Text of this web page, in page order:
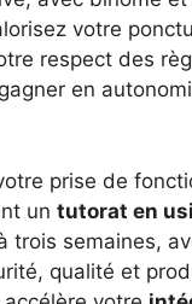
votre
respect des
en
prise de
un tutorat en
trois semaines,
qualité et